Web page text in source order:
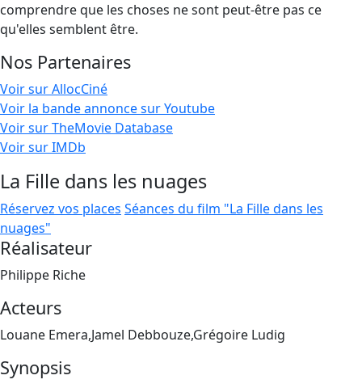
comprendre que les choses ne sont peut-être pas ce
qu'elles semblent être.
Nos Partenaires
Voir sur AllocCiné
Voir la bande annonce sur Youtube
Voir sur TheMovie Database
Voir sur IMDb
La Fille dans les nuages
Réservez vos places Séances du film "La Fille dans les
nuages"
Réalisateur
Philippe Riche
Acteurs
Louane Emera,Jamel Debbouze,Grégoire Ludig
Synopsis